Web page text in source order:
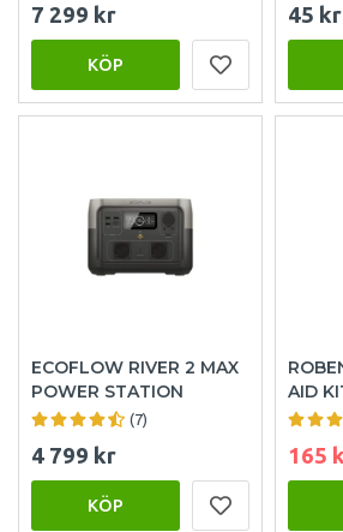
7 299 kr
KÖP
45 kr
ECOFLOW RIVER 2 MAX
POWER STATION
(7)
4 799 kr
KÖP
AID
165